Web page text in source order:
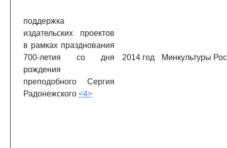
поддержка
издательских проектов
в рамках празднования
700-летия со дня
рождения
преподобного Сергия
Радонежского <4>
2014 год Минкультуры